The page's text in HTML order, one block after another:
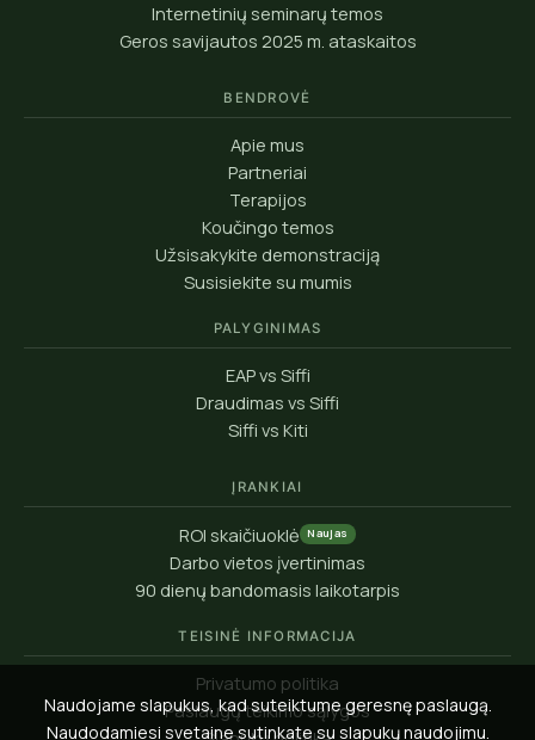
Internetinių seminarų temos
Geros savijautos 2025 m. ataskaitos
BENDROVĖ
Apie mus
Partneriai
Terapijos
Koučingo temos
Užsisakykite demonstraciją
Susisiekite su mumis
PALYGINIMAS
EAP vs Siffi
Draudimas vs Siffi
Siffi vs Kiti
ĮRANKIAI
ROI skaičiuoklė Naujas
Darbo vietos įvertinimas
90 dienų bandomasis laikotarpis
TEISINĖ INFORMACIJA
Privatumo politika
Paslaugų teikimo sąlygos
Naudojame slapukus, kad suteiktume geresnę paslaugą.
Naudodamiesi svetaine sutinkate su slapukų naudojimu.